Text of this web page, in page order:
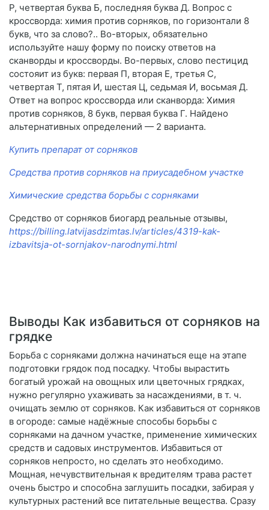
Р, четвертая буква Б, последняя буква Д. Вопрос с
кроссворда: химия против сорняков, по горизонтали 8
букв, что за слово?.. Во-вторых, обязательно
используйте нашу форму по поиску ответов на
сканворды и кроссворды. Во-первых, слово пестицид
состояит из букв: первая П, вторая Е, третья С,
четвертая Т, пятая И, шестая Ц, седьмая И, восьмая Д.
Ответ на вопрос кроссворда или сканворда: Химия
против сорняков, 8 букв, первая буква Г. Найдено
альтернативных определений — 2 варианта.
Купить препарат от сорняков
Средства против сорняков на приусадебном участке
Химические средства борьбы с сорняками
Средство от сорняков биогард реальные отзывы,
https://billing.latvijasdzimtas.lv/articles/4319-kak-
izbavitsja-ot-sornjakov-narodnymi.html
Выводы Как избавиться от сорняков на
грядке
Борьба с сорняками должна начинаться еще на этапе
подготовки грядок под посадку. Чтобы вырастить
богатый урожай на овощных или цветочных грядках,
нужно регулярно ухаживать за насаждениями, в т. ч.
очищать землю от сорняков. Как избавиться от сорняков
в огороде: самые надёжные способы борьбы с
сорняками на дачном участке, применение химических
средств и садовых инструментов. Избавиться от
сорняков непросто, но сделать это необходимо.
Мощная, нечувствительная к вредителям трава растет
очень быстро и способна заглушить посадки, забирая у
культурных растений все питательные вещества. Сразу